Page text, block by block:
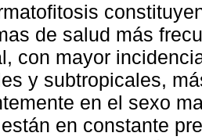
de salud más
con mayor
y subtropicales,
en el sexo
en constante